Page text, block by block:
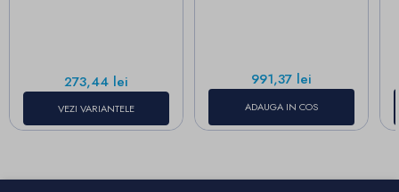
Pret
273,44 lei
VEZI VARIANTELE
Pret
991,37 lei
ADAUGA IN COS